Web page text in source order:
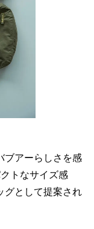
ブアーらしさを感
トなサイズ感
グとして提案され